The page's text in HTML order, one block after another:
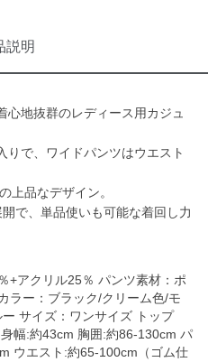
説明
地抜群のレディース用カジュ
りで、ワイドパンツはウエスト
上品なデザイン。
で、単品使いも可能な着回し力
+アクリル25％ パンツ素材：ポ
ラー：ブラック/クリーム色/モ
サイズ：ワンサイズ トップ
幅:約43cm 胸囲:約86-130cm パ
ウエスト:約65-100cm（ゴム仕